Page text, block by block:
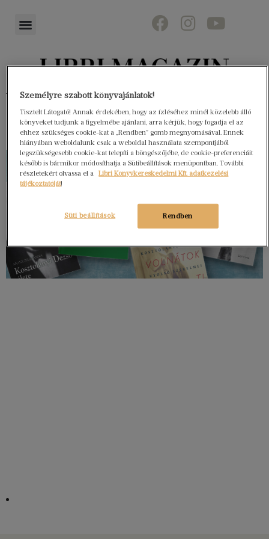
Könyvektől az olvasókig
Személyre szabott könyvajánlatok!
Tisztelt Látogató! Annak érdekében, hogy az ízléséhez minél közelebb álló
könyveket tudjunk a figyelmébe ajánlani, arra kérjük, hogy fogadja el az
ehhez szükséges cookie-kat a „Rendben” gomb megnyomásával. Ennek
hiányában weboldalunk csak a weboldal használata szempontjából
legszükségesebb cookie-kat telepíti a böngészőjébe, de cookie-preferenciáit
később is bármikor módosíthatja a Sütibeállítások menüpontban. További
részletekért olvassa el a
Libri Könyvkereskedelmi Kft. adatkezelési
tájékoztatóját!
Rendben
Süti beállítások